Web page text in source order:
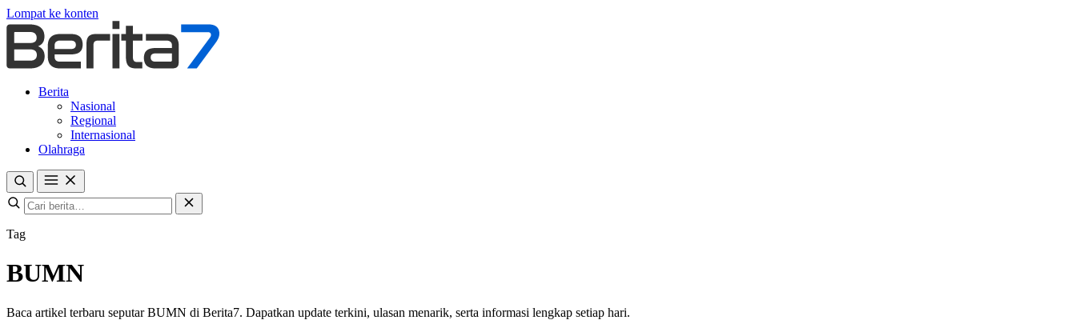
Lompat ke konten
Berita
Nasional
Regional
Internasional
Olahraga
Tag
BUMN
Baca artikel terbaru seputar BUMN di Berita7. Dapatkan update terkini, ulasan menarik, serta informasi lengkap setiap hari.